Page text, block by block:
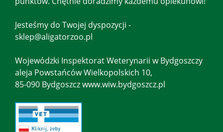
Jesteśmy do Twojej dyspozycji -
sklep@aligatorzoo.pl
Wojewódzki Inspektorat Weterynarii w Bydgoszczy
aleja Powstańców Wielkopolskich 10,
85-090 Bydgoszcz www.wiw.bydgoszcz.pl